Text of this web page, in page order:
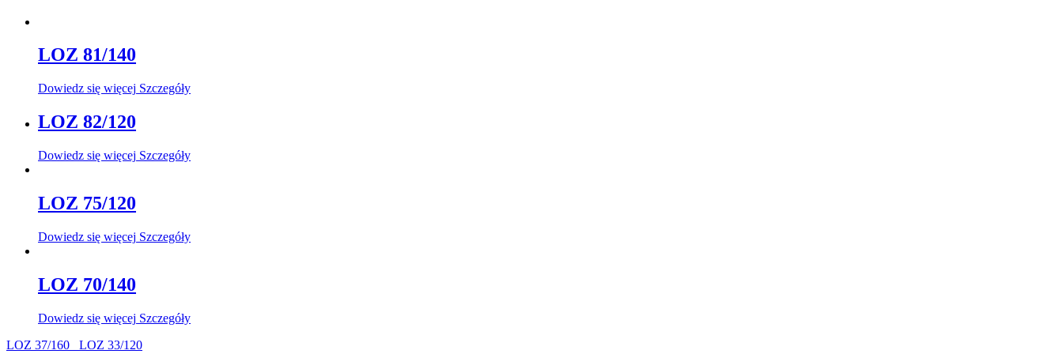
LOZ 81/140
Dowiedz się więcej Szczegóły
LOZ 82/120
Dowiedz się więcej Szczegóły
LOZ 75/120
Dowiedz się więcej Szczegóły
LOZ 70/140
Dowiedz się więcej Szczegóły
LOZ 37/160
LOZ 33/120